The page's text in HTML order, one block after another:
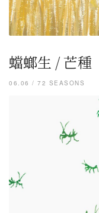
蟷螂生 / 芒種
06.06 / 72 SEASONS